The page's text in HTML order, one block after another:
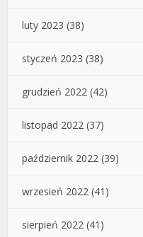
luty 2023 (38)
styczeń 2023 (38)
grudzień 2022 (42)
listopad 2022 (37)
październik 2022 (39)
wrzesień 2022 (41)
sierpień 2022 (41)